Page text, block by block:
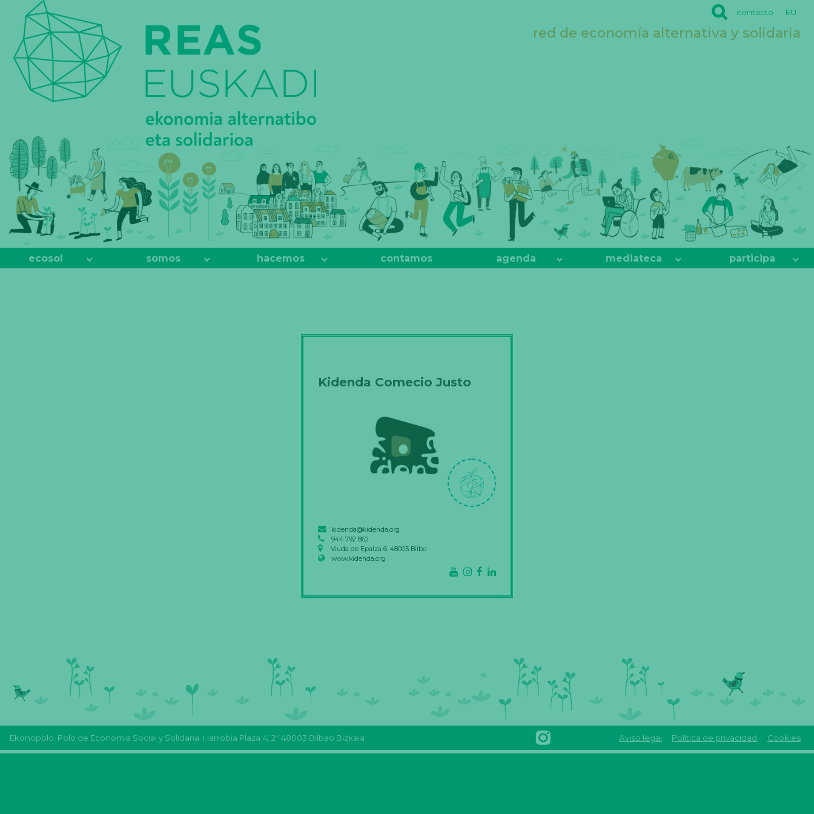
REAS
EUSKADI
contacto EU
red de economía alternativa y solidaria
ecosol somos hacemos contamos agenda mediateca participa
Kidenda Comecio Justo
kidenda@kidenda.org
944 792 862
Viuda de Epalza 6, 48005 Bilbo
www.kidenda.org
Ekonopolo. Polo de Economía Social y Solidaria. Harrobia Plaza 4, 2º 48003 Bilbao Bizkaia
Euskadi Reas
Euskadi Reas
INSTAGRAM
REAS
euskadi
Aviso legal Política de privacidad Cookies